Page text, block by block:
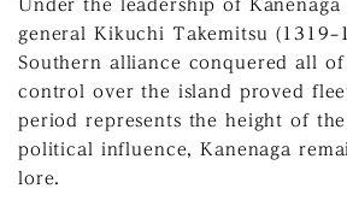
Under the leadership of Kanenaga
general Kikuchi Takemitsu
Southern alliance conquered all
control over the island proved
period represents the height of
political influence, Kanenaga
lore.